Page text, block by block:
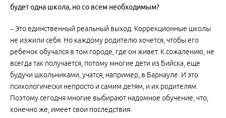
будет одна школа, но со всем необходимым?
– Это единственный реальный выход. Коррекционные школы
не изжили себя. Но каждому родителю хочется, чтобы его
ребенок обучался в том городе, где он живет. К сожалению, не
всегда так получается, потому многие дети из Бийска, еще
будучи школьниками, учатся, например, в Барнауле. И это
психологически непросто и самим детям, и их родителям.
Поэтому сегодня многие выбирают надомное обучение, что,
конечно же, имеет свои последствия.